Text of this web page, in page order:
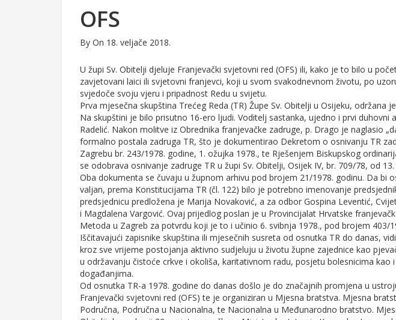
OFS
By On 18. veljače 2018.
U župi Sv. Obitelji djeluje Franjevački svjetovni red (OFS) ili, kako je to bilo u
zavjetovani laici ili svjetovni franjevci, koji u svom svakodnevnom životu, po
svjedoče svoju vjeru i pripadnost Redu u svijetu.
Prva mjesečna skupština Trećeg Reda (TR) Župe Sv. Obitelji u Osijeku, održana
Na skupštini je bilo prisutno 16-ero ljudi. Voditelj sastanka, ujedno i prvi duhovni
Radelić. Nakon molitve iz Obrednika franjevačke zadruge, p. Drago je naglasio
formalno postala zadruga TR, što je dokumentirao Dekretom o osnivanju TR
Zagrebu br. 243/1978. godine, 1. ožujka 1978., te Rješenjem Biskupskog
se odobrava osnivanje zadruge TR u župi Sv. Obitelji, Osijek IV, br. 709/78, od
Oba dokumenta se čuvaju u župnom arhivu pod brojem 21/1978. godinu. Da bi
valjan, prema Konstitucijama TR (čl. 122) bilo je potrebno imenovanje
predsjednicu predložena je Marija Novaković, a za odbor Gospina Leventić,
i Magdalena Vargović. Ovaj prijedlog poslan je u Provincijalat Hrvatske
Metoda u Zagreb za potvrdu koji je to i učinio 6. svibnja 1978., pod brojem 403/
Iščitavajući zapisnike skupština ili mjesečnih susreta od osnutka TR do danas,
kroz sve vrijeme postojanja aktivno sudjeluju u životu župne zajednice kao
u održavanju čistoće crkve i okoliša, karitativnom radu, posjetu bolesnicima kao
događanjima.
Od osnutka TR-a 1978. godine do danas došlo je do značajnih promjena u
Franjevački svjetovni red (OFS) te je organiziran u Mjesna bratstva. Mjesna
Područna, Područna u Nacionalna, te Nacionalna u Međunarodno bratstvo.